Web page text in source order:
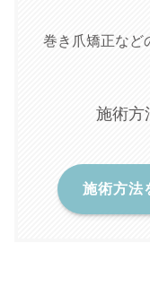
巻き爪矯正など
施術方
施術方法